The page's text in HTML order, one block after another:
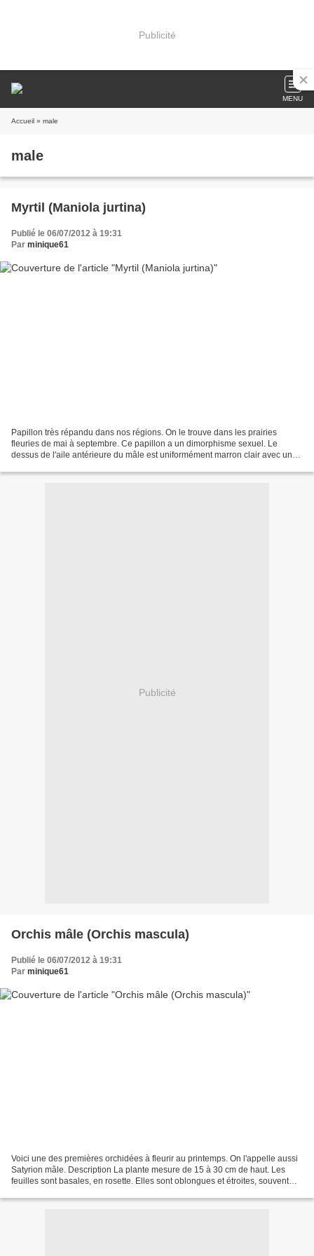
Publicité
MENU
Accueil » male
male
Myrtil (Maniola jurtina)
Publié le 06/07/2012 à 19:31
Par minique61
Papillon très répandu dans nos régions. On le trouve dans les prairies
fleuries de mai à septembre. Ce papillon a un dimorphisme sexuel. Le
dessus de l'aile antérieure du mâle est uniformément marron clair avec un
Publicité
Orchis mâle (Orchis mascula)
Publié le 06/07/2012 à 19:31
Par minique61
Voici une des premières orchidées à fleurir au printemps. On l'appelle aussi
Satyrion mâle. Description La plante mesure de 15 à 30 cm de haut. Les
feuilles sont basales, en rosette. Elles sont oblongues et étroites, souvent